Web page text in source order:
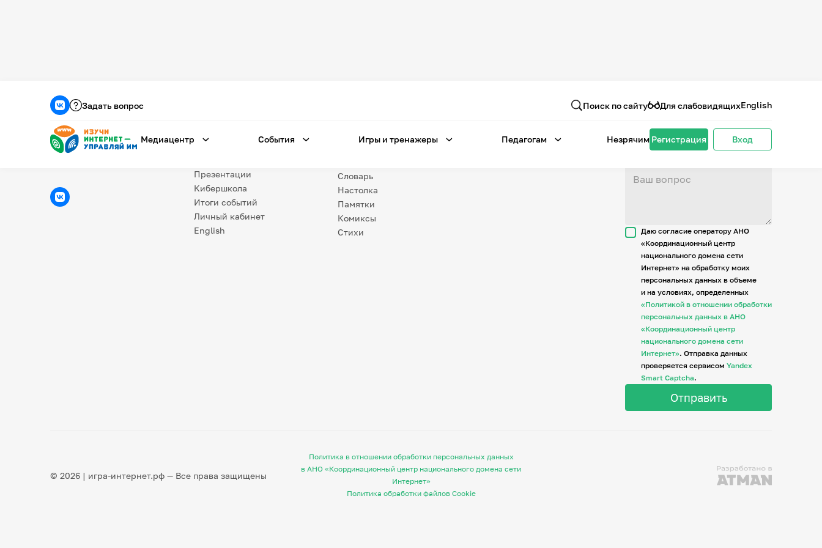
Задать вопрос Поиск по сайту Для слабовидящихEnglish
Медиацентр События Игры и тренажеры Педагогам Незрячим Регистрация Вход
Презентации
Кибершкола
Итоги событий
Личный кабинет
English
Незрячим
Словарь
Настолка
Памятки
Комиксы
Стихи
о проекте
Даю согласие оператору АНО
«Координационный центр
национального домена сети
Интернет» на обработку моих
персональных данных в объеме
и на условиях, определенных
«Политикой в отношении обработки
персональных данных в АНО
«Координационный центр
национального домена сети
Интернет». Отправка данных
проверяется сервисом Yandex
Smart Captcha.
© 2026 | игра-интернет.рф — Все права защищены
Политика в отношении обработки персональных данных
в АНО «Координационный центр национального домена сети
Интернет»
Политика обработки файлов Cookie